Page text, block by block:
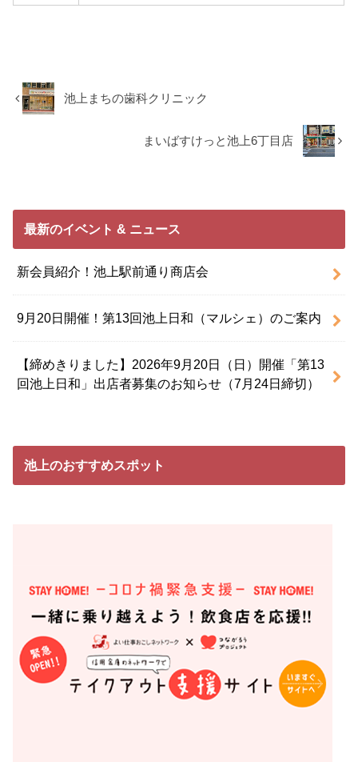
池上まちの歯科クリニック
まいばすけっと池上6丁目店
最新のイベント & ニュース
新会員紹介！池上駅前通り商店会
9月20日開催！第13回池上日和（マルシェ）のご案内
【締めきりました】2026年9月20日（日）開催「第13
回池上日和」出店者募集のお知らせ（7月24日締切）
池上のおすすめスポット